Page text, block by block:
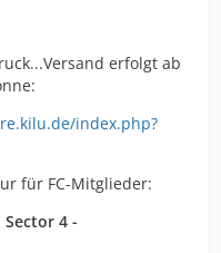
erfolgt ab
index.php?
für FC-Mitglieder:
Sector 4 -